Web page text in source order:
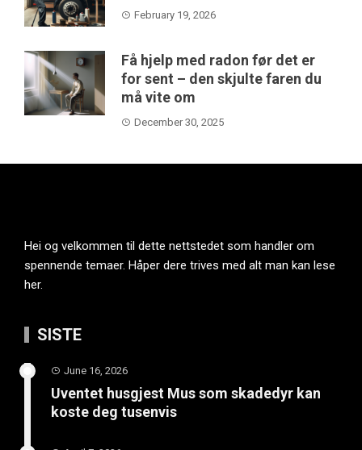
February 19, 2026
Få hjelp med radon før det er
for sent – den skjulte faren du
må vite om
December 30, 2025
Hei og velkommen til dette nettstedet som handler om
spennende temaer. Håper dere trives med alt man kan lese
her.
SISTE
June 16, 2026
Uventet husgjest Mus som skadedyr kan
koste deg tusenvis